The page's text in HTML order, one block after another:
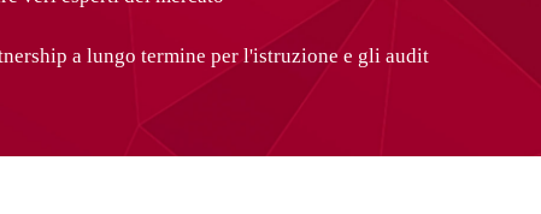
a lungo termine per l'istruzione e gli audit